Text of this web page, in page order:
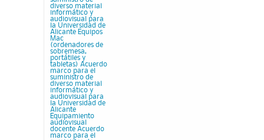
diverso material
informático y
audiovisual para
la Universidad de
Alicante Equipos
Mac
(ordenadores de
sobremesa,
portátiles y
tabletas) Acuerdo
marco para el
suministro de
diverso material
informático y
audiovisual para
la Universidad de
Alicante
Equipamiento
audiovisual
docente Acuerdo
marco para el